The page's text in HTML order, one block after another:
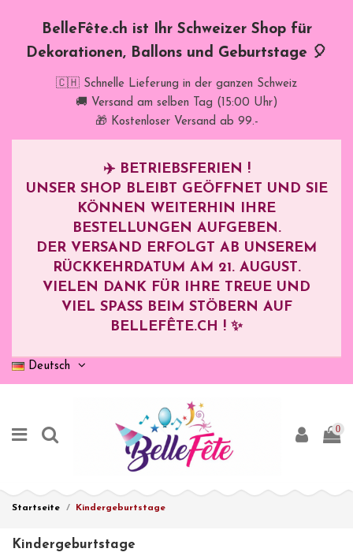
BelleFête.ch ist Ihr Schweizer Shop für
Dekorationen, Ballons und Geburtstage 🎈
🇨🇭 Schnelle Lieferung in der ganzen Schweiz
🚚 Versand am selben Tag (15:00 Uhr)
🎁 Kostenloser Versand ab 99.-
✈️ BETRIEBSFERIEN !
UNSER SHOP BLEIBT GEÖFFNET UND SIE
KÖNNEN WEITERHIN IHRE
BESTELLUNGEN AUFGEBEN.
DER VERSAND ERFOLGT AB UNSEREM
RÜCKKEHRDATUM AM 21. AUGUST.
VIELEN DANK FÜR IHRE TREUE UND
VIEL SPASS BEIM STÖBERN AUF B
ELLEFÊTE.CH ! ✨
Deutsch
0
Startseite Kindergeburtstage
Kindergeburtstage